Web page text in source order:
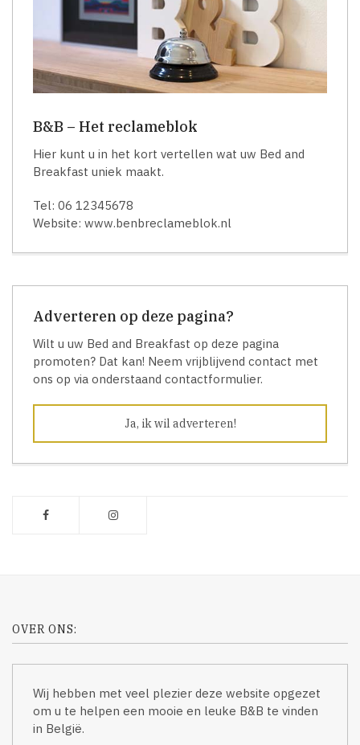
B&B – Het reclameblok
Hier kunt u in het kort vertellen wat uw Bed and
Breakfast uniek maakt.
Tel: 06 12345678
Website: www.benbreclameblok.nl
Adverteren op deze pagina?
Wilt u uw Bed and Breakfast op deze pagina
promoten? Dat kan! Neem vrijblijvend contact met
ons op via onderstaand contactformulier.
Ja, ik wil adverteren!
OVER ONS:
Wij hebben met veel plezier deze website opgezet
om u te helpen een mooie en leuke B&B te vinden
in België.